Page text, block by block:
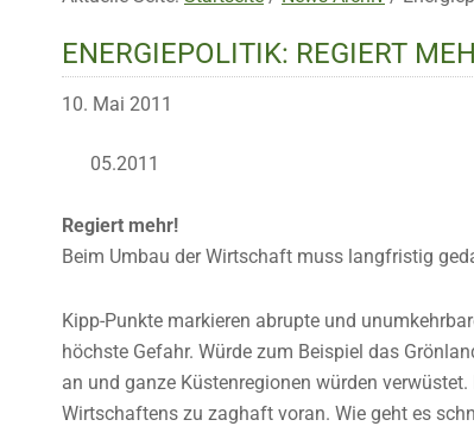
ENERGIEPOLITIK: REGIERT
10. Mai 2011
05.2011
Regiert mehr!
Beim Umbau der Wirtschaft muss langfristig
Kipp-Punkte markieren abrupte und
höchste Gefahr. Würde zum Beispiel das
an und ganze Küstenregionen würden
Wirtschaftens zu zaghaft voran. Wie geht es